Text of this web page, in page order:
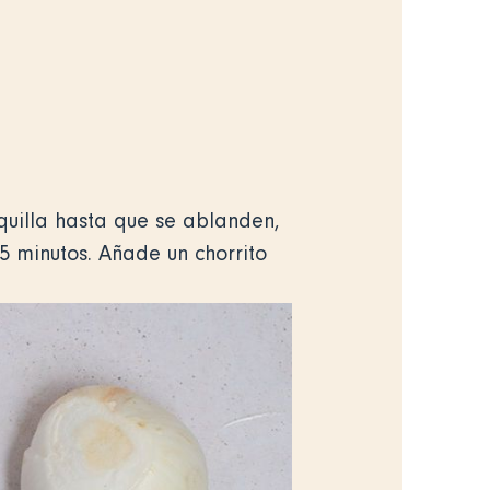
hasta que se ablanden,
minutos. Añade un chorrito